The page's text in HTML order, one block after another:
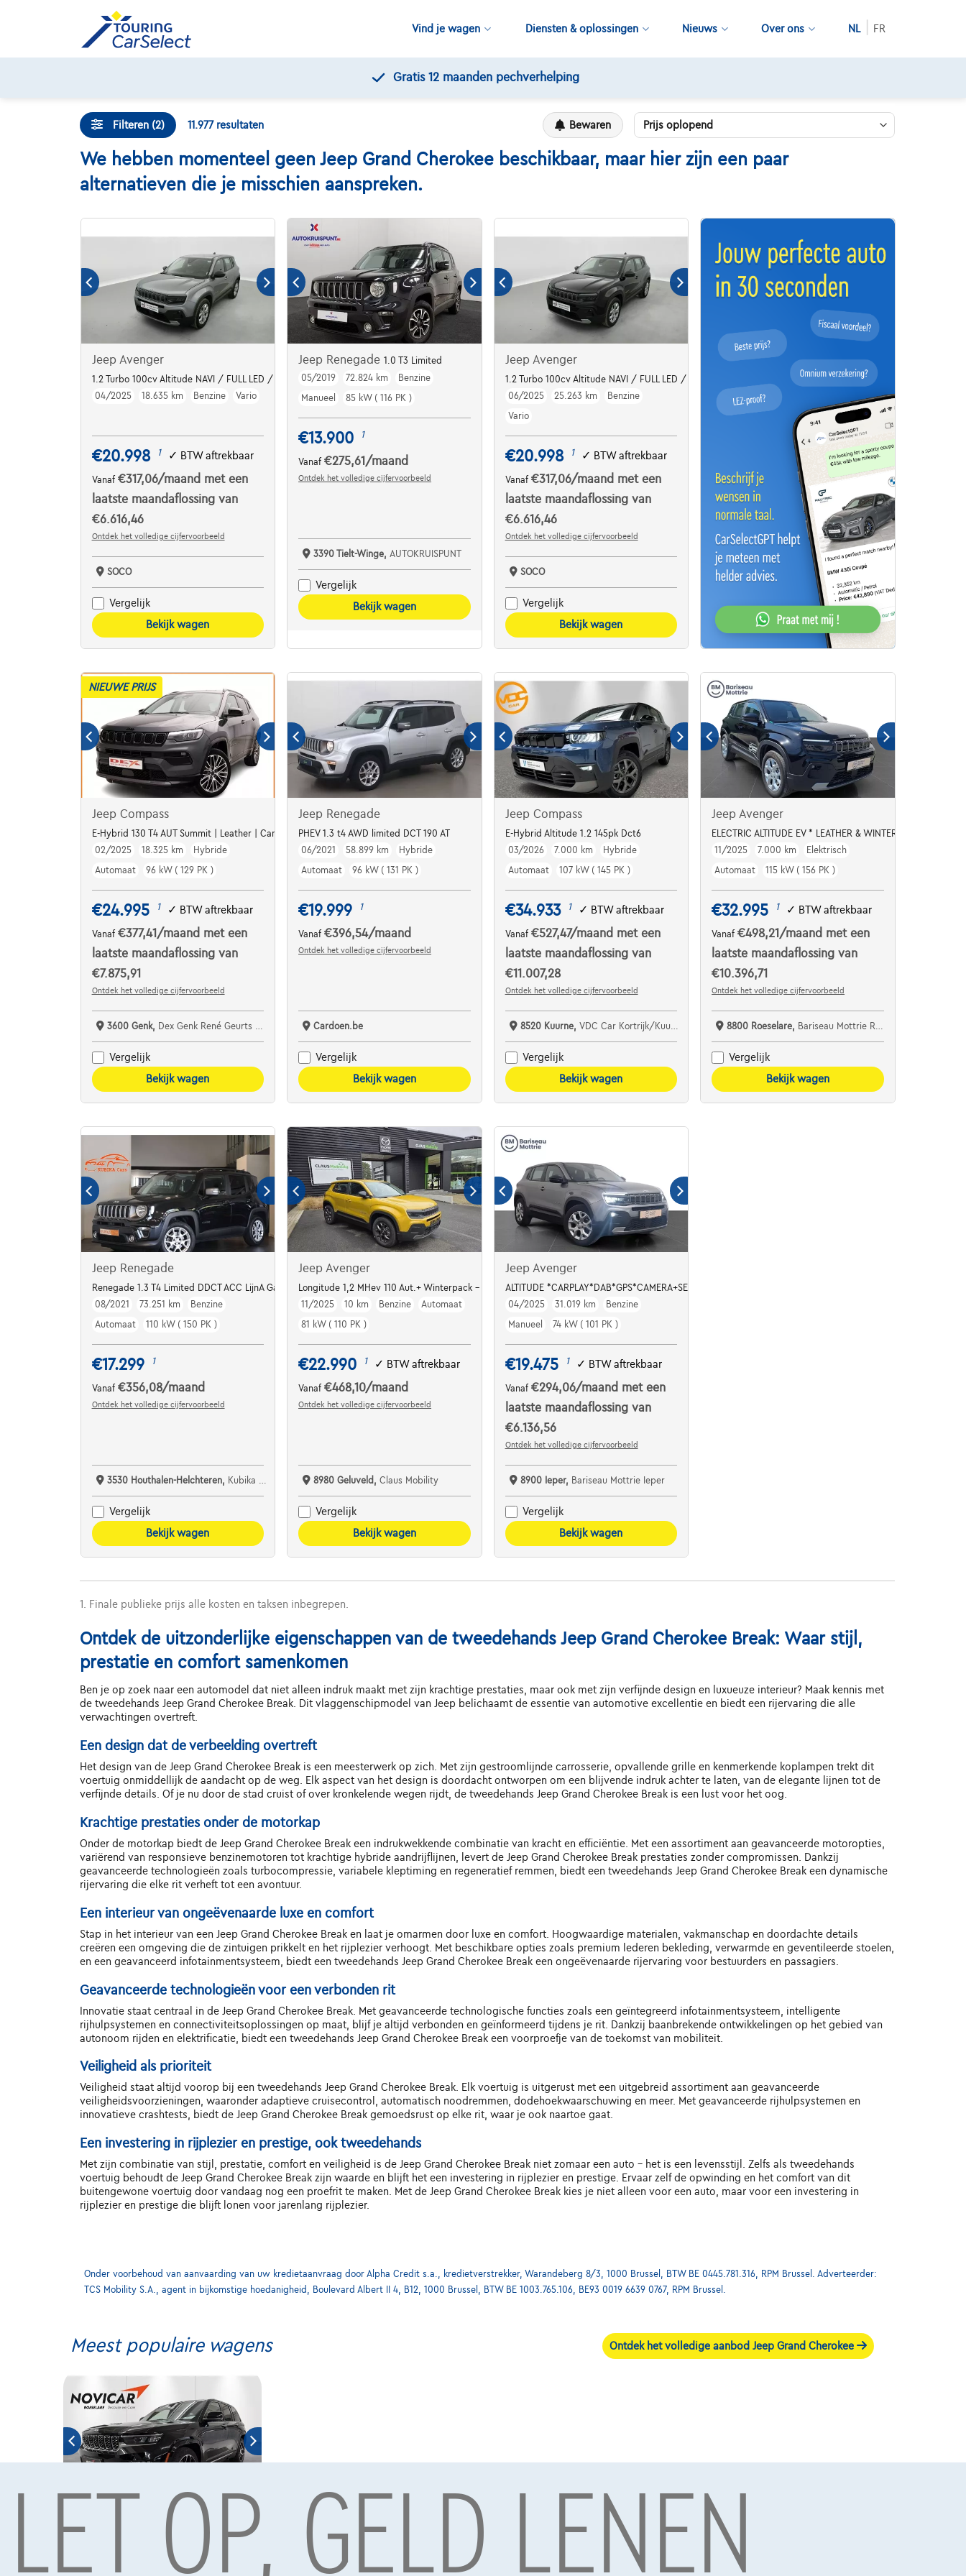
Vind je wagen Diensten & oplossingen Nieuws Over ons NL FR
Gratis 12 maanden pechverhelping
Filteren (2) 11.977 resultaten Bewaren
We hebben momenteel geen Jeep Grand Cherokee beschikbaar, maar hier zijn een paar
alternatieven die je misschien aanspreken.
Jeep Avenger
1.2 Turbo 100cv Altitude NAVI / FULL LED / CUIR PARTIEL /CAM
04/2025
18.635 km Benzine Vario
€20.998 1 ✓ BTW aftrekbaar
Vanaf €317,06/maand met een
laatste maandaflossing van
€6.616,46
Ontdek het volledige cijfervoorbeeld
SOCO
Vergelijk
Bekijk wagen
Jeep Renegade1.0 T3 Limited
05/2019
72.824 km
Benzine
Manueel
85 kW ( 116 PK )
€13.900 1
Vanaf€275,61 /maand
Ontdek het volledige cijfervoorbeeld
3390 Tielt-Winge, AUTOKRUISPUNT
Vergelijk
Bekijk wagen
Jeep Avenger
1.2 Turbo 100cv Altitude NAVI / FULL LED / CUIR PARTIEL /CAM
06/2025
25.263 km
Benzine
Vario
€20.998 1 ✓ BTW aftrekbaar
Vanaf €317,06/maand met een
laatste maandaflossing van
€6.616,46
Ontdek het volledige cijfervoorbeeld
SOCO
Vergelijk
Bekijk wagen
NIEUWE PRIJS
Jeep Compass
E-Hybrid 130 T4 AUT Summit | Leather | Camera | Alu19 | Safety Pack
02/2025
18.325 km
Hybride
Automaat
96 kW ( 129 PK )
€24.995 1 ✓ BTW aftrekbaar
Vanaf €377,41 /maand met een
laatste maandaflossing van
€7.875,91
Ontdek het volledige cijfervoorbeeld
3600 Genk, Dex Genk René Geurts Garage bv
Vergelijk
Bekijk wagen
Jeep Renegade
PHEV 1.3 t4 AWD limited DCT 190 AT
06/2021
58.899 km
Hybride
Automaat
96 kW ( 131 PK )
€19.999 1
Vanaf€396,54/maand
Ontdek het volledige cijfervoorbeeld
Cardoen.be
Vergelijk
Bekijk wagen
Jeep Compass
E-Hybrid Altitude 1.2 145pk Dct6
03/2026
7.000 km
Hybride
Automaat
107 kW ( 145 PK )
€34.933 1 ✓ BTW aftrekbaar
Vanaf €527,47/maand met een
laatste maandaflossing van
€11.007,28
Ontdek het volledige cijfervoorbeeld
8520 Kuurne, VDC Car Kortrijk/Kuurne
Vergelijk
Bekijk wagen
Jeep Avenger
ELECTRIC ALTITUDE EV * LEATHER & WINTER PACK * INF
11/2025
7.000 km
Elektrisch
Automaat
115 kW ( 156 PK )
€32.995 1 ✓ BTW aftrekbaar
Vanaf€498,21 /maand met een
laatste maandaflossing van
€10.396,71
Ontdek het volledige cijfervoorbeeld
8800 Roeselare, Bariseau Mottrie Roeselare Noord
Vergelijk
Bekijk wagen
Jeep Renegade
Renegade 1.3 T4 Limited DDCT ACC LijnA Garantie*
08/2021
73.251 km
Benzine
Automaat
110 kW ( 150 PK )
€17.299 1
Vanaf €356,08/maand
Ontdek het volledige cijfervoorbeeld
3530 Houthalen-Helchteren, Kubika Cars
Vergelijk
Bekijk wagen
Jeep Avenger
Longitude 1,2 MHev 110 Aut.+ Winterpack - NIEUW
11/2025
10 km Benzine
Automaat
81 kW ( 110 PK )
€22.990 1 ✓ BTW aftrekbaar
Vanaf€468,10/maand
Ontdek het volledige cijfervoorbeeld
8980 Geluveld,Claus Mobility
Vergelijk
Bekijk wagen
Jeep Avenger
ALTITUDE *CARPLAY*DAB*GPS*CAMERA+SENSOREN*KLIMAATREGELING*
04/2025
31.019 km
Benzine
Manueel
74 kW ( 101 PK )
€19.475 1 ✓ BTW aftrekbaar
Vanaf €294,06/maand met een
laatste maandaflossing van
€6.136,56
Ontdek het volledige cijfervoorbeeld
8900 Ieper, Bariseau Mottrie Ieper
Vergelijk
Bekijk wagen
1. Finale publieke prijs alle kosten en taksen inbegrepen.
Ontdek de uitzonderlijke eigenschappen van de tweedehands Jeep Grand Cherokee Break: Waar stijl,
prestatie en comfort samenkomen
Ben je op zoek naar een automodel dat niet alleen indruk maakt met zijn krachtige prestaties, maar ook met zijn verfijnde design en luxueuze interieur? Maak kennis met
de tweedehands Jeep Grand Cherokee Break. Dit vlaggenschipmodel van Jeep belichaamt de essentie van automotive excellentie en biedt een rijervaring die alle
verwachtingen overtreft.
Een design dat de verbeelding overtreft
Het design van de Jeep Grand Cherokee Break is een meesterwerk op zich. Met zijn gestroomlijnde carrosserie, opvallende grille en kenmerkende koplampen trekt dit
voertuig onmiddellijk de aandacht op de weg. Elk aspect van het design is doordacht ontworpen om een blijvende indruk achter te laten, van de elegante lijnen tot de
verfijnde details. Of je nu door de stad cruist of over kronkelende wegen rijdt, de tweedehands Jeep Grand Cherokee Break is een lust voor het oog.
Krachtige prestaties onder de motorkap
Onder de motorkap biedt de Jeep Grand Cherokee Break een indrukwekkende combinatie van kracht en efficiëntie. Met een assortiment aan geavanceerde motoropties,
variërend van responsieve benzinemotoren tot krachtige hybride aandrijflijnen, levert de Jeep Grand Cherokee Break prestaties zonder compromissen. Dankzij
geavanceerde technologieën zoals turbocompressie, variabele kleptiming en regeneratief remmen, biedt een tweedehands Jeep Grand Cherokee Break een dynamische
rijervaring die elke rit verheft tot een avontuur.
Een interieur van ongeëvenaarde luxe en comfort
Stap in het interieur van een Jeep Grand Cherokee Break en laat je omarmen door luxe en comfort. Hoogwaardige materialen, vakmanschap en doordachte details
creëren een omgeving die de zintuigen prikkelt en het rijplezier verhoogt. Met beschikbare opties zoals premium lederen bekleding, verwarmde en geventileerde stoelen,
en een geavanceerd infotainmentsysteem, biedt een tweedehands Jeep Grand Cherokee Break een ongeëvenaarde rijervaring voor bestuurders en passagiers.
Geavanceerde technologieën voor een verbonden rit
Innovatie staat centraal in de Jeep Grand Cherokee Break. Met geavanceerde technologische functies zoals een geïntegreerd infotainmentsysteem, intelligente
rijhulpsystemen en connectiviteitsoplossingen op maat, blijf je altijd verbonden en geïnformeerd tijdens je rit. Dankzij baanbrekende ontwikkelingen op het gebied van
autonoom rijden en elektrificatie, biedt een tweedehands Jeep Grand Cherokee Break een voorproefje van de toekomst van mobiliteit.
Veiligheid als prioriteit
Veiligheid staat altijd voorop bij een tweedehands Jeep Grand Cherokee Break. Elk voertuig is uitgerust met een uitgebreid assortiment aan geavanceerde
veiligheidsvoorzieningen, waaronder adaptieve cruisecontrol, automatisch noodremmen, dodehoekwaarschuwing en meer. Met geavanceerde rijhulpsystemen en
innovatieve crashtests, biedt de Jeep Grand Cherokee Break gemoedsrust op elke rit, waar je ook naartoe gaat.
Een investering in rijplezier en prestige, ook tweedehands
Met zijn combinatie van stijl, prestatie, comfort en veiligheid is de Jeep Grand Cherokee Break niet zomaar een auto - het is een levensstijl. Zelfs als tweedehands
voertuig behoudt de Jeep Grand Cherokee Break zijn waarde en blijft het een investering in rijplezier en prestige. Ervaar zelf de opwinding en het comfort van dit
buitengewone voertuig door vandaag nog een proefrit te maken. Met de Jeep Grand Cherokee Break kies je niet alleen voor een auto, maar voor een investering in
rijplezier en prestige die blijft lonen voor jarenlang rijplezier.
Onder voorbehoud van aanvaarding van uw kredietaanvraag door Alpha Credit s.a., kredietverstrekker, Warandeberg 8/3, 1000 Brussel, BTW BE 0445.781.316, RPM Brussel. Adverteerder:
TCS Mobility S.A., agent in bijkomstige hoedanigheid, Boulevard Albert II 4, B12, 1000 Brussel, BTW BE 1003.765.106, BE93 0019 6639 0767, RPM Brussel.
Meest populaire wagens Ontdek het volledige aanbod Jeep Grand Cherokee
Jeep Grand Cherokee
06/2023
LET OP, GELD LENEN